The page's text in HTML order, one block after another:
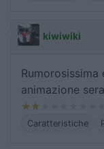
kiwiwiki
animazione
Caratteristiche